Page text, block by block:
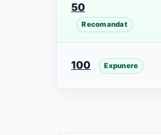
50
Recomandat
100 Expunere